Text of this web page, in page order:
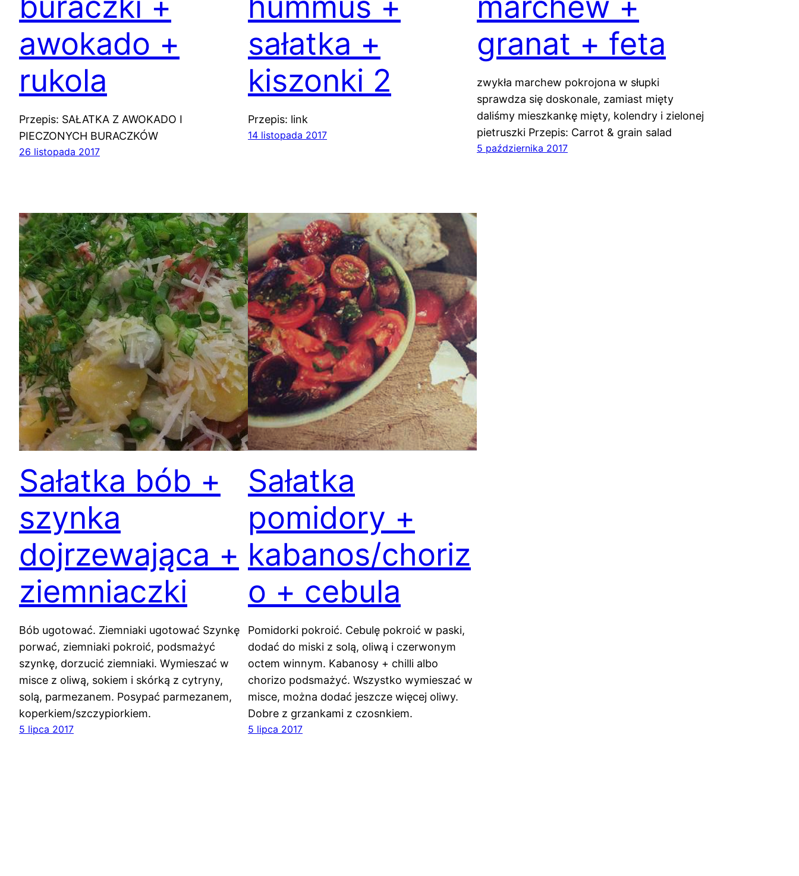
awokado +
rukola
Przepis: SAŁATKA Z AWOKADO I
PIECZONYCH BURACZKÓW
26 listopada 2017
sałatka +
kiszonki 2
Przepis: link
14 listopada 2017
granat + feta
zwykła marchew pokrojona w słupki
sprawdza się doskonale, zamiast mięty
daliśmy mieszkankę mięty, kolendry i zielonej
pietruszki Przepis: Carrot & grain salad
5 października 2017
Sałatka bób +
szynka
dojrzewająca +
ziemniaczki
Bób ugotować. Ziemniaki ugotować Szynkę
porwać, ziemniaki pokroić, podsmażyć
szynkę, dorzucić ziemniaki. Wymieszać w
misce z oliwą, sokiem i skórką z cytryny,
solą, parmezanem. Posypać parmezanem,
koperkiem/szczypiorkiem.
5 lipca 2017
Sałatka
pomidory +
kabanos/choriz
o + cebula
Pomidorki pokroić. Cebulę pokroić w paski,
dodać do miski z solą, oliwą i czerwonym
octem winnym. Kabanosy + chilli albo
chorizo podsmażyć. Wszystko wymieszać w
misce, można dodać jeszcze więcej oliwy.
Dobre z grzankami z czosnkiem.
5 lipca 2017